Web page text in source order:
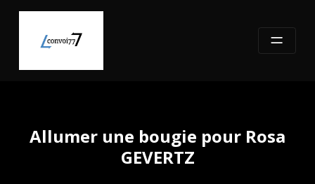
content
Allumer une bougie pour Rosa
GEVERTZ